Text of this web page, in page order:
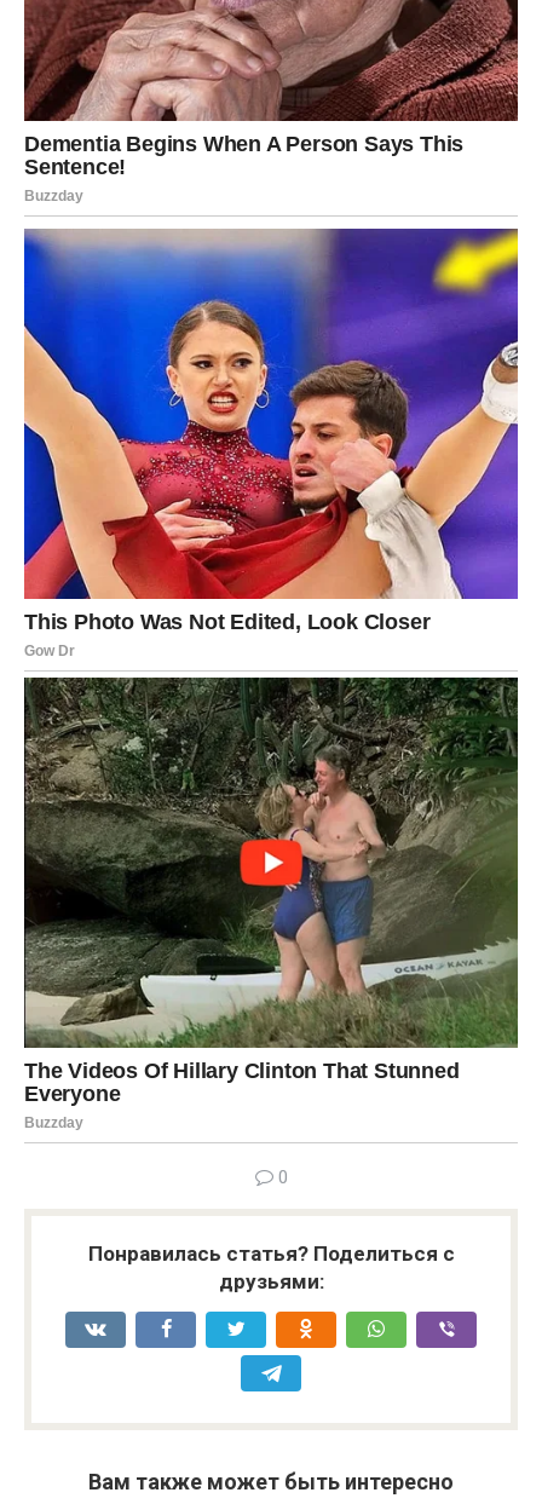
0
Понравилась статья? Поделиться с
друзьями:
Вам также может быть интересно